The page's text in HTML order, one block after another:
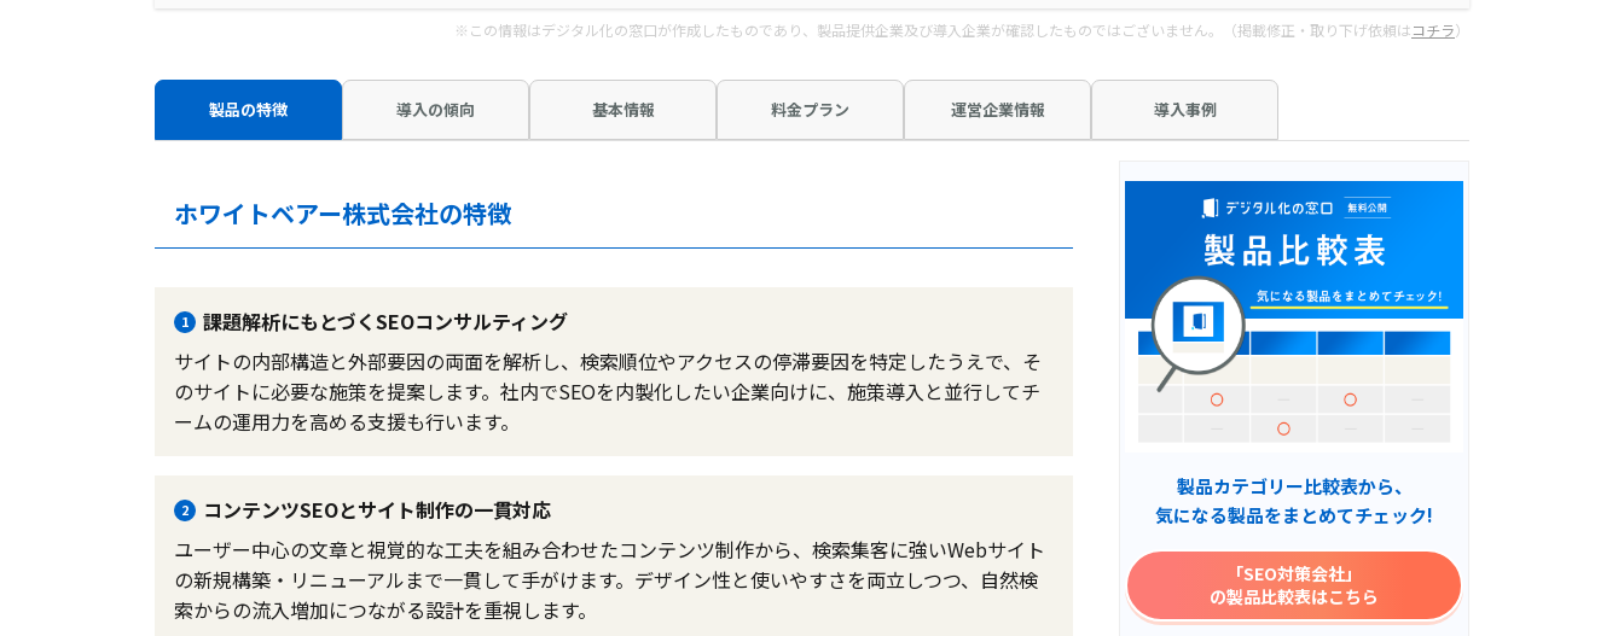
※この情報はデジタル化の窓口が作成したものであり、製品提供企業及び導入企業が確認したものではございません。（掲載修正・取り下げ依頼はコチラ）
製品の特徴 導入の傾向 基本情報 料金プラン 運営企業情報 導入事例
ホワイトベアー株式会社の特徴
1
課題解析にもとづくSEOコンサルティング
サイトの内部構造と外部要因の両面を解析し、検索順位やアクセスの停滞要因を特定したうえで、そ
のサイトに必要な施策を提案します。社内でSEOを内製化したい企業向けに、施策導入と並行してチ
ームの運用力を高める支援も行います。
2
コンテンツSEOとサイト制作の一貫対応
ユーザー中心の文章と視覚的な工夫を組み合わせたコンテンツ制作から、検索集客に強いWebサイト
の新規構築・リニューアルまで一貫して手がけます。デザイン性と使いやすさを両立しつつ、自然検
索からの流入増加につながる設計を重視します。
製品カテゴリー比較表から、
気になる製品をまとめてチェック!
「SEO対策会社」
の製品比較表はこちら